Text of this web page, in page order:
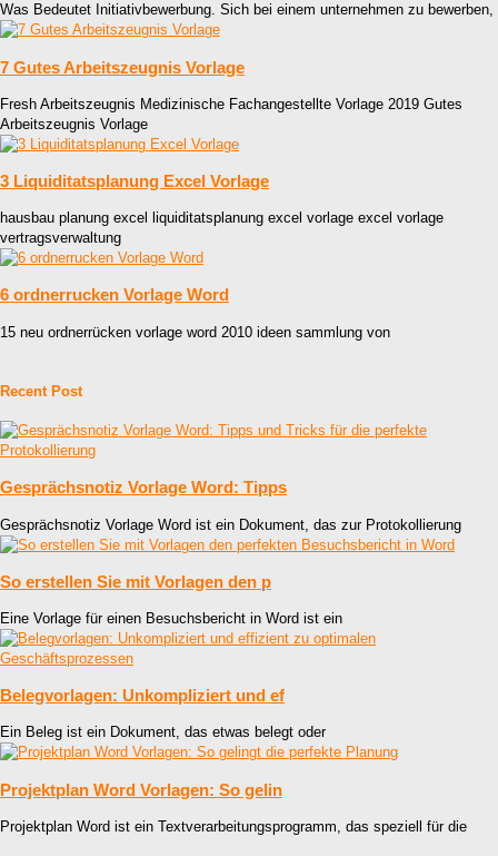
Was Bedeutet Initiativbewerbung. Sich bei einem unternehmen zu bewerben,
7 Gutes Arbeitszeugnis Vorlage
Fresh Arbeitszeugnis Medizinische Fachangestellte Vorlage 2019 Gutes
Arbeitszeugnis Vorlage
3 Liquiditatsplanung Excel Vorlage
hausbau planung excel liquiditatsplanung excel vorlage excel vorlage
vertragsverwaltung
6 ordnerrucken Vorlage Word
15 neu ordnerrücken vorlage word 2010 ideen sammlung von
Recent Post
Gesprächsnotiz Vorlage Word: Tipps
Gesprächsnotiz Vorlage Word ist ein Dokument, das zur Protokollierung
So erstellen Sie mit Vorlagen den p
Eine Vorlage für einen Besuchsbericht in Word ist ein
Belegvorlagen: Unkompliziert und ef
Ein Beleg ist ein Dokument, das etwas belegt oder
Projektplan Word Vorlagen: So gelin
Projektplan Word ist ein Textverarbeitungsprogramm, das speziell für die